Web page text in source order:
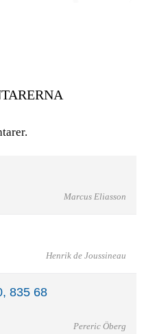
Marcus Eliasson
Henrik de Joussineau
835 68
Pereric Öberg